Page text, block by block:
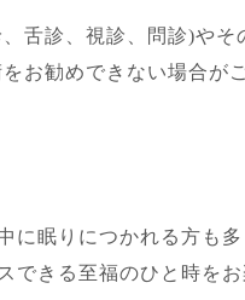
舌診、視診、問診)やそ
お勧めできない場合が
に眠りにつかれる方も
きる至福のひと時をお